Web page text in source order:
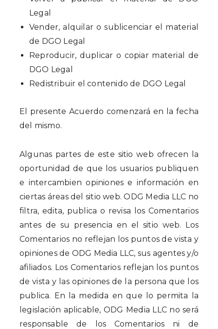
Legal
Vender, alquilar o sublicenciar el material
de DGO Legal
Reproducir, duplicar o copiar material de
DGO Legal
Redistribuir el contenido de DGO Legal
El presente Acuerdo comenzará en la fecha
del mismo.
Algunas partes de este sitio web ofrecen la
oportunidad de que los usuarios publiquen
e intercambien opiniones e información en
ciertas áreas del sitio web. ODG Media LLC no
filtra, edita, publica o revisa los Comentarios
antes de su presencia en el sitio web. Los
Comentarios no reflejan los puntos de vista y
opiniones de ODG Media LLC, sus agentes y/o
afiliados. Los Comentarios reflejan los puntos
de vista y las opiniones de la persona que los
publica. En la medida en que lo permita la
legislación aplicable, ODG Media LLC no será
responsable de los Comentarios ni de